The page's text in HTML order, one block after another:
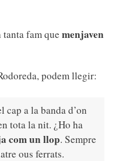
fam que menjaven
podem llegir:
a la banda d’on
tota la nit. ¿Ho ha
com un llop. Sempre
ous ferrats.